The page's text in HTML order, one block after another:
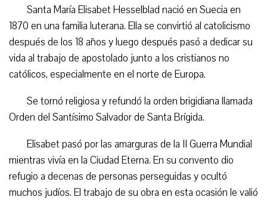
Santa María Elisabet Hesselblad nació en Suecia en
1870 en una familia luterana. Ella se convirtió al catolicismo
después de los 18 años y luego después pasó a dedicar su
vida al trabajo de apostolado junto a los cristianos no
católicos, especialmente en el norte de Europa.
Se tornó religiosa y refundó la orden brigidiana llamada
Orden del Santísimo Salvador de Santa Brígida.
Elisabet pasó por las amarguras de la II Guerra Mundial
mientras vivía en la Ciudad Eterna. En su convento dio
refugio a decenas de personas perseguidas y ocultó
muchos judíos. El trabajo de su obra en esta ocasión le valió